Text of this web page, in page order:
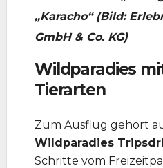
„Karacho“ (Bild:
GmbH & Co. KG)
Wildparadies
Tierarten
Zum Ausflug gehört
Wildparadies
Schritte vom